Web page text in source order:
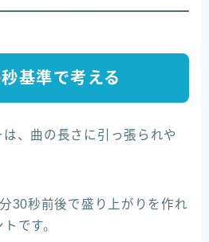
基準で考える
、曲の長さに引っ張られや
30秒前後で盛り上がりを作れ
です。